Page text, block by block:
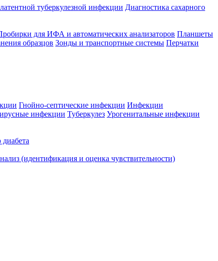
туберкулезной инфекции Диагностика сахарного
для ИФА и автоматических анализаторов Планшеты
образцов Зонды и транспортные системы Перчатки
Гнойно-септические инфекции Инфекции
инфекции Туберкулез Урогенитальные инфекции
(идентификация и оценка чувствительности)